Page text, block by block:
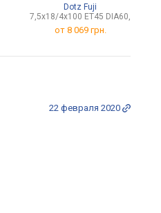
Dotz Fuji
7,5x18/4x100 ET45 DIA60,1
от 8 069 грн.
22 февраля 2020